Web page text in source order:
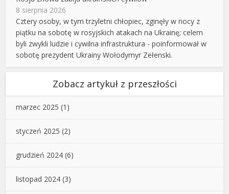
8 sierpnia 2026
Cztery osoby, w tym trzyletni chłopiec, zginęły w nocy z
piątku na sobotę w rosyjskich atakach na Ukrainę; celem
byli zwykli ludzie i cywilna infrastruktura - poinformował w
sobotę prezydent Ukrainy Wołodymyr Zełenski.
Zobacz artykuł z przeszłości
marzec 2025 (1)
styczeń 2025 (2)
grudzień 2024 (6)
listopad 2024 (3)